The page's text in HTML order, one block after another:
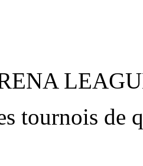
tournois de